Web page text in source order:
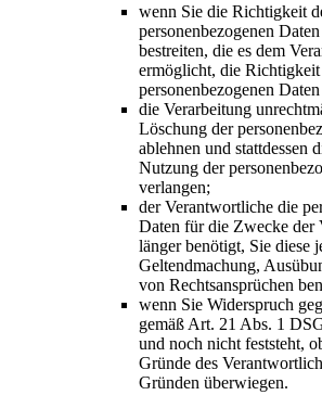
wenn Sie die Richtigkeit
personenbezogenen
bestreiten, die es dem
ermöglicht, die Richtigkeit
personenbezogenen
die Verarbeitung
Löschung der
ablehnen und stattdessen
Nutzung der
verlangen;
der Verantwortliche die
Daten für die Zwecke der
länger benötigt, Sie diese
Geltendmachung,
von Rechtsansprüchen
wenn Sie Widerspruch
gemäß Art. 21 Abs. 1
und noch nicht feststeht,
Gründe des
Gründen überwiegen.